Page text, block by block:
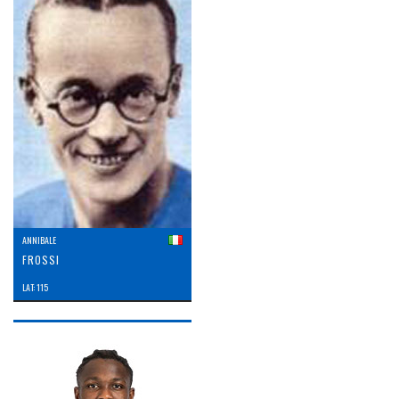
ANNIBALE
FROSSI
LAT: 115